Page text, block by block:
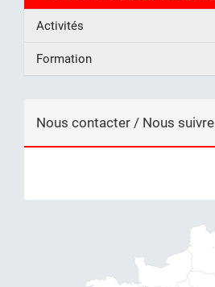
Activités
Formation
Nous contacter / Nous suivre